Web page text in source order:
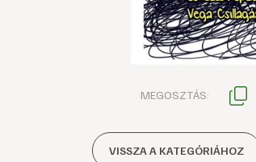
MEGOSZTÁS:
VISSZA A KATEGÓRIÁHOZ